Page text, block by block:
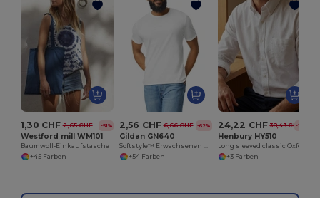
1,30 CHF 2,65 CHF -51%
Westford mill WM101
Baumwoll-Einkaufstasche
+45 Farben
2,56 CHF 6,66 CHF -62%
Gildan GN640
Softstyle™ Erwachsenen Ringspun T-Shirt
+54 Farben
24,22 CHF 38,43 CHF-37%
Henbury HY510
+3 Farben